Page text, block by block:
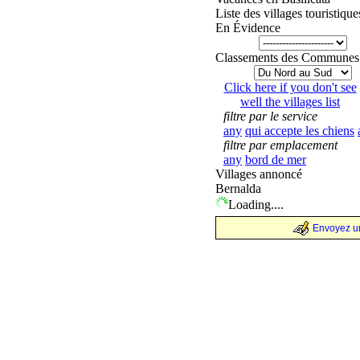
Liste des villages
En Évidence
Classements des Communes
Click here if you don't see
well the villages list
filtre par le service
any qui accepte les chiens
filtre par emplacement
any bord de mer
Villages annoncé
Bernalda
Loading....
Envoyez